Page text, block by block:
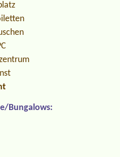
Bungalows: